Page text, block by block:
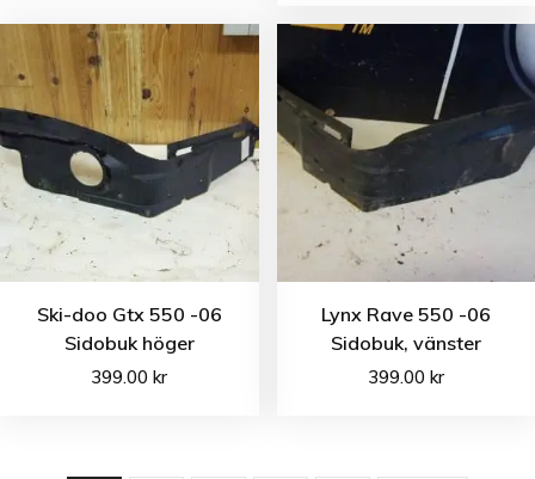
Ski-doo Gtx 550 -06
Sidobuk höger
399.00kr
Lynx Rave 550 -06
Sidobuk, vänster
399.00 kr